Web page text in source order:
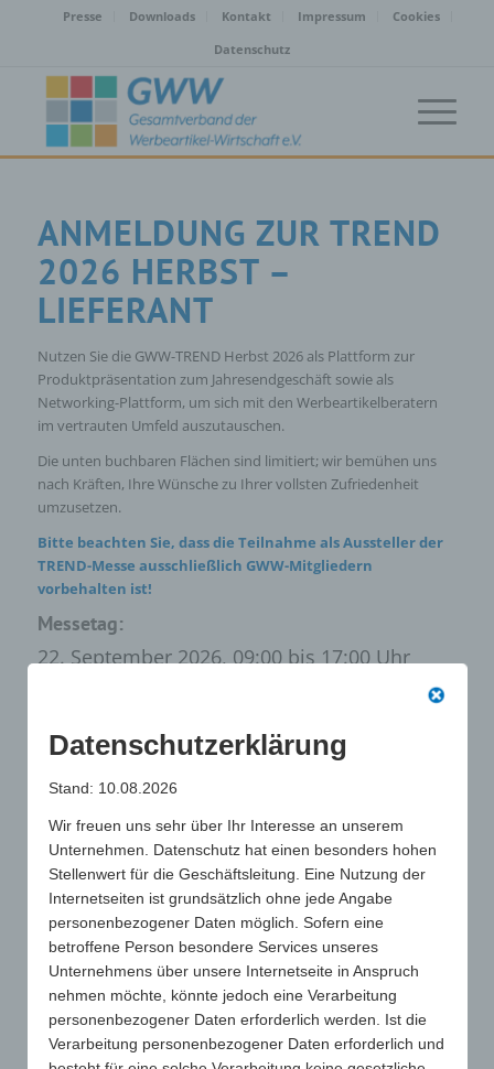
Presse Downloads Kontakt Impressum
Cookies
Datenschutz
ANMELDUNG ZUR TREND
2026 HERBST –
LIEFERANT
Nutzen Sie die GWW-TREND Herbst 2026 als Plattform zur
Produktpräsentation zum Jahresendgeschäft sowie als
Networking-Plattform, um sich mit den Werbeartikelberatern
im vertrauten Umfeld auszutauschen.
Die unten buchbaren Flächen sind limitiert; wir bemühen uns
nach Kräften, Ihre Wünsche zu Ihrer vollsten Zufriedenheit
umzusetzen.
Bitte beachten Sie, dass die Teilnahme als Aussteller der
TREND-Messe ausschließlich GWW-Mitgliedern
vorbehalten ist!
Messetag:
22. September 2026, 09:00 bis 17:00 Uhr
Abbau:
22. September 2026, 17:00 bis 22:00 Uhr
Location:XPOST Köln
Adresse:Gladbacher Wall 5, 50670 Köln
Veranstalter:
GFW mbH
Europaallee 37
50226 Frechen
Datenschutzerklärung
Stand: 10.08.2026
Wir freuen uns sehr über Ihr Interesse an unserem
Unternehmen. Datenschutz hat einen besonders hohen
Stellenwert für die Geschäftsleitung. Eine Nutzung der
Internetseiten ist grundsätzlich ohne jede Angabe
personenbezogener Daten möglich. Sofern eine
betroffene Person besondere Services unseres
Unternehmens über unsere Internetseite in Anspruch
nehmen möchte, könnte jedoch eine Verarbeitung
personenbezogener Daten erforderlich werden. Ist die
Verarbeitung personenbezogener Daten erforderlich und